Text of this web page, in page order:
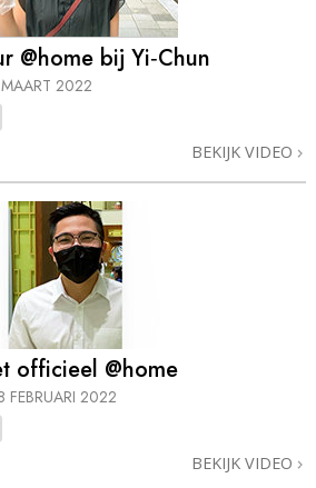
@home bij Yi‑Chun
2022
BEKIJK VIDEO
officieel @home
FEBRUARI 2022
BEKIJK VIDEO